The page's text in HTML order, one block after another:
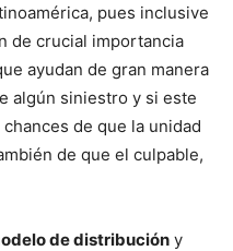
pues inclusive
de crucial importancia
ayudan de gran manera
algún siniestro y si este
de que la unidad
de que el culpable,
de distribución y